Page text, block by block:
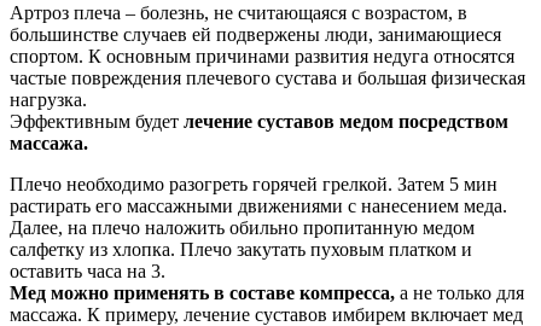
Артроз плеча – болезнь, не считающаяся с возрастом, в
большинстве случаев ей подвержены люди, занимающиеся
спортом. К основным причинами развития недуга относятся
частые повреждения плечевого сустава и большая физическая
нагрузка.
Эффективным будет лечение суставов медом посредством
массажа.
Плечо необходимо разогреть горячей грелкой. Затем 5 мин
растирать его массажными движениями с нанесением меда.
Далее, на плечо наложить обильно пропитанную медом
салфетку из хлопка. Плечо закутать пуховым платком и
оставить часа на 3.
Мед можно применять в составе компресса, а не только для
массажа. К примеру, лечение суставов имбирем включает мед